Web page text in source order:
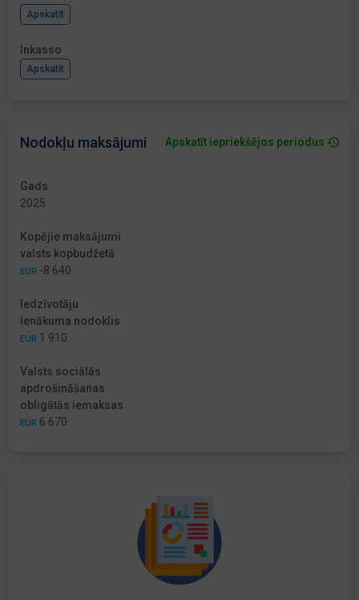
Apskatīt
Inkasso
Apskatīt
Nodokļu maksājumi Apskatīt iepriekšējos periodus
Gads
2025
Kopējie maksājumi
valsts kopbudžetā
EUR -8 640
Iedzīvotāju
ienākuma nodoklis
EUR 1 910
Valsts sociālās
apdrošināšanas
obligātās iemaksas
EUR 6 670